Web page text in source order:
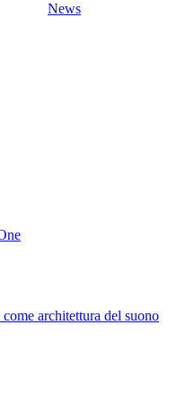
News
architettura del suono